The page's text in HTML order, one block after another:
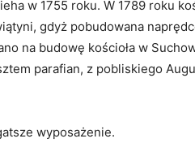
w 1755 roku. W 1789 roku
gdyż pobudowana
na budowę kościoła w
parafian, z pobliskiego
wyposażenie.